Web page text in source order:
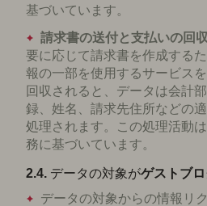
基づいています。
請求書の送付と支払いの回収
要に応じて請求書を作成する
報の一部を使用するサービス
回収されると、データは会計
録、姓名、請求先住所などの
処理されます。この処理活動
務に基づいています。
2.4. データの対象がゲストブ
データの対象からの情報リ